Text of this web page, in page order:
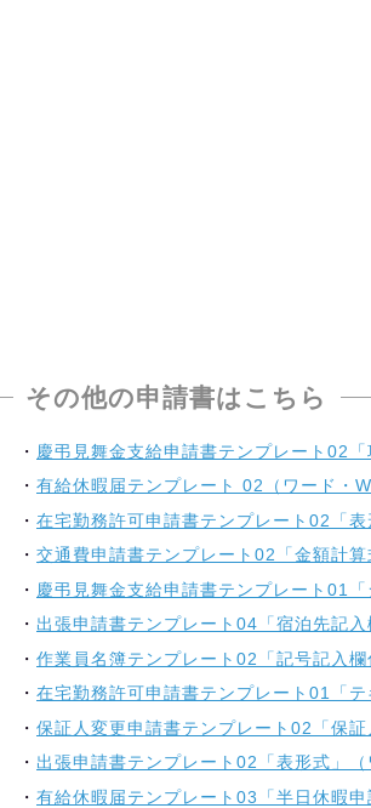
その他の申請書はこちら
慶弔見舞金支給申請書テンプレート02
有給休暇届テンプレート 02（ワード・
在宅勤務許可申請書テンプレート02「
交通費申請書テンプレート02「金額計
慶弔見舞金支給申請書テンプレート01
出張申請書テンプレート04「宿泊先記
作業員名簿テンプレート02「記号記入
在宅勤務許可申請書テンプレート01「
保証人変更申請書テンプレート02「保
出張申請書テンプレート02「表形式」
有給休暇届テンプレート03「半日休暇